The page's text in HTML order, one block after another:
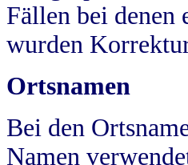
Fällen bei denen
wurden
Ortsnamen
Bei den
Namen